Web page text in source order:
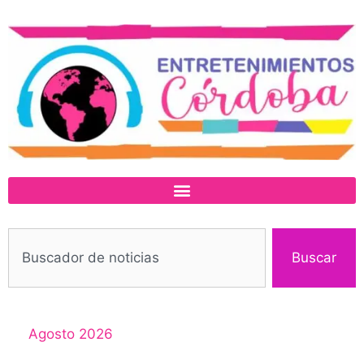
Buscar
Agosto 2026